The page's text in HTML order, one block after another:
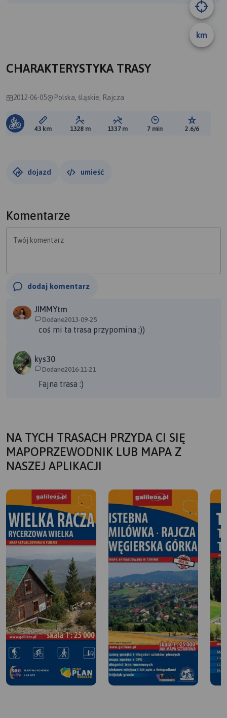
km
CHARAKTERYSTYKA TRASY
2012-06-05 Polska, śląskie, Rajcza
Długość trasy:
43 km Suma przewyższeń:
1328 m Suma spadków:
1337 m Średni czas potrzebny
7 min Ocena
2.6/6
dojazd umieść
Komentarze
Twój komentarz
dodaj komentarz
JIMMYtm
Dodane2013-09-25
coś mi ta trasa przypomina ;))
kys30
Dodane2016-11-21
Fajna trasa :)
NA TYCH TRASACH PRZYDA CI SIĘ
MAPOPRZEWODNIK LUB MAPA Z
NASZEJ APLIKACJI